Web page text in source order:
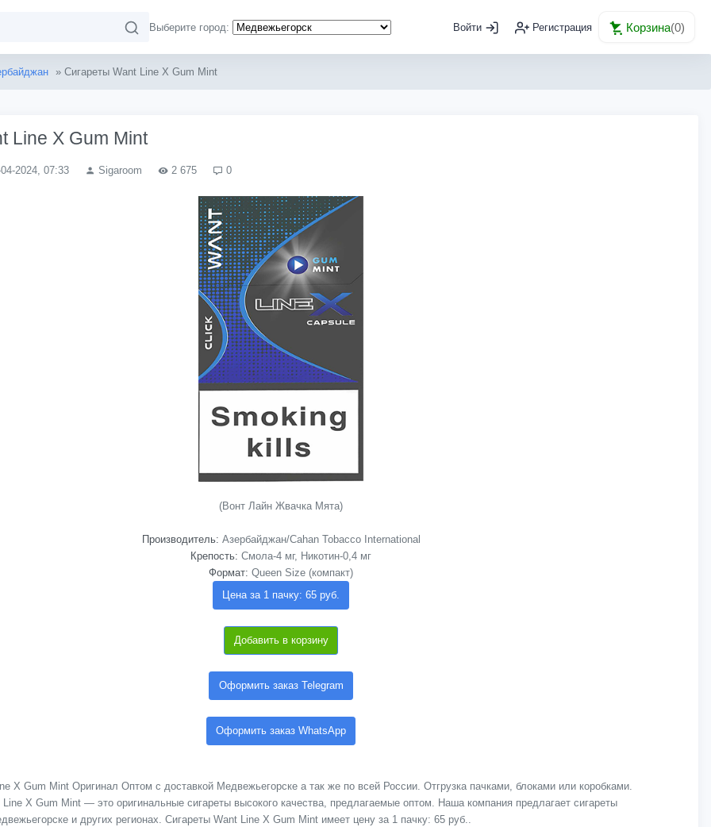
Выберите город: Войти Регистрация Корзина(0)
» Сигареты Want Line X Gum Mint
Line X Gum Mint
2024, 07:33 Sigaroom 2 675 0
(Вонт Лайн Жвачка Мята)
Производитель: Азербайджан/Cahan Tobacco International
Крепость: Смола-4 мг, Никотин-0,4 мг
Формат: Queen Size (компакт)
Цена за 1 пачку: 65 руб.
Добавить в корзину
Оформить заказ Telegram
Оформить заказ WhatsApp
X Gum Mint Оригинал Оптом с доставкой Медвежьегорске а так же по всей России. Отгрузка пачками, блоками или коробками.
X Gum Mint — это оригинальные сигареты высокого качества, предлагаемые оптом. Наша компания предлагает сигареты
и других регионах. Сигареты Want Line X Gum Mint имеет цену за 1 пачку: 65 руб..